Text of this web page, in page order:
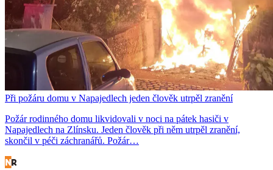
Při požáru domu v Napajedlech jeden člověk utrpěl zranění
Požár rodinného domu likvidovali v noci na pátek hasiči v
Napajedlech na Zlínsku. Jeden člověk při něm utrpěl zranění,
skončil v péči záchranářů. Požár…